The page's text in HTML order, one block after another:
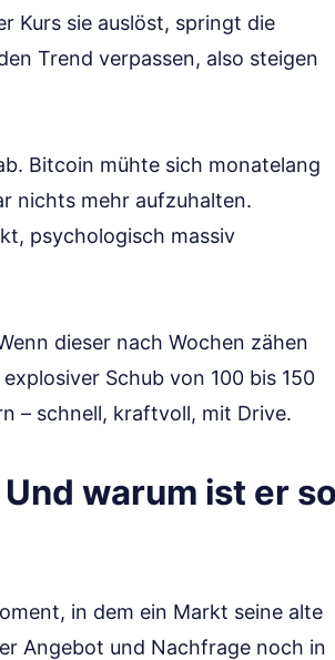
Kurs sie auslöst, springt die
Trend verpassen, also steigen
Bitcoin mühte sich monatelang
nichts mehr aufzuhalten.
psychologisch massiv
dieser nach Wochen zähen
Schub von 100 bis 150
– schnell, kraftvoll, mit Drive.
warum ist er
in dem ein Markt seine alte
Angebot und Nachfrage noch in